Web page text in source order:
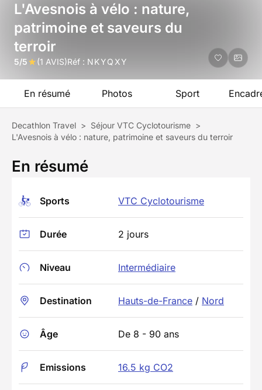
L'Avesnois à vélo : nature,
patrimoine et saveurs du
terroir
5/5 (1 AVIS)Réf : NKYQXY
En résumé Photos Sport
Decathlon Travel > Séjour VTC Cyclotourisme >
L'Avesnois à vélo : nature, patrimoine et saveurs du terroir
En résumé
Sports VTC Cyclotourisme
Durée 2 jours
Niveau Intermédiaire
Destination Hauts-de-France / Nord
Âge De 8 - 90 ans
Emissions 16.5 kg CO2